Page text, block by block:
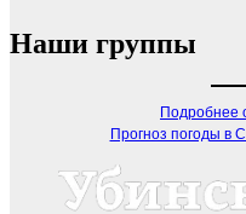
Наши группы
Подробнее
Прогноз погоды в